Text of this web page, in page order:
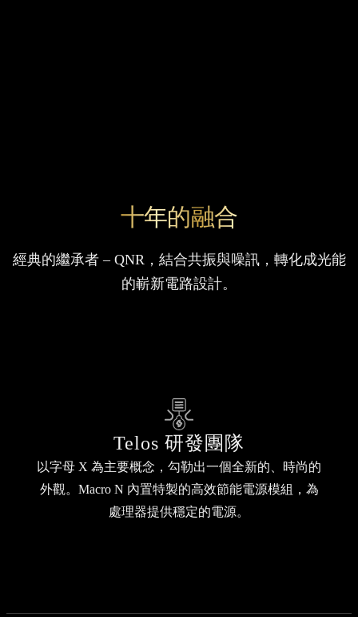
十年的融合
經典的繼承者 – QNR，結合共振與噪訊，轉化成光能
的嶄新電路設計。
Telos 研發團隊
以字母 X 為主要概念，勾勒出一個全新的、時尚的
外觀。Macro N 內置特製的高效節能電源模組，為
處理器提供穩定的電源。